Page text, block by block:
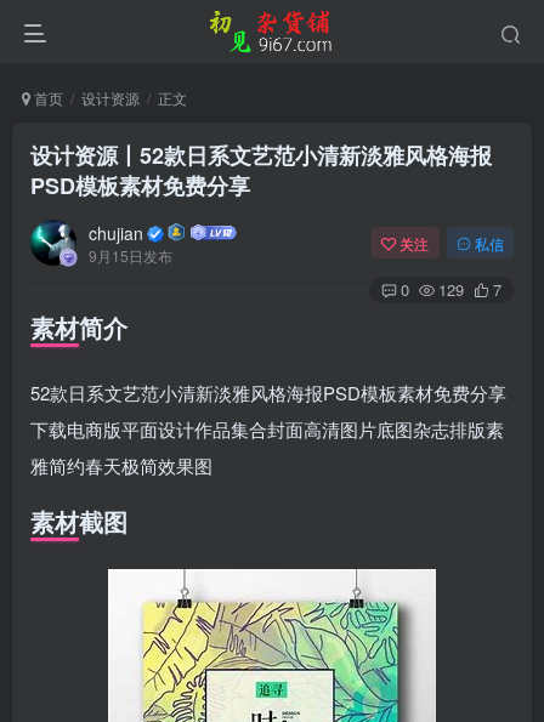
首页 设计资源 正文
设计资源丨52款日系文艺范小清新淡雅风格海报
PSD模板素材免费分享
chujian
9月15日发布
关注 私信
0 129 7
素材简介
52款日系文艺范小清新淡雅风格海报PSD模板素材免费分享
下载电商版平面设计作品集合封面高清图片底图杂志排版素
雅简约春天极简效果图
素材截图